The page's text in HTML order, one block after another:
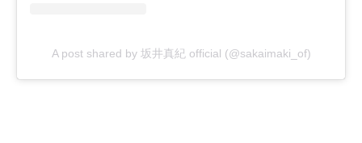
A post shared by 坂井真紀 official (@sakaimaki_of)